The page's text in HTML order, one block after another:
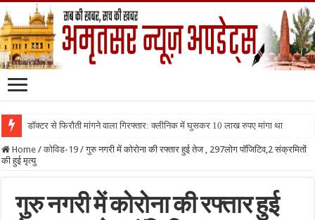
डॉक्टर से फिरौती मांगने वाला गिरफ्तार: क्लीनिक में घुसकर 10 लाख रुपए मांगा था
Home / कोविड-19 / गुरु नगरी में कोरोना की रफ्तार हुई तेज , 297लोग पॉजिटिव,2 संक्रमितों
की हुई मृत्यु
गुरु नगरी में कोरोना की रफ्तार हुई